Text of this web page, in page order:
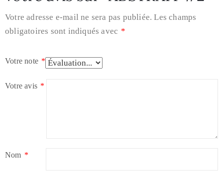
Votre adresse e-mail ne sera pas publiée. Les champs
obligatoires sont indiqués avec *
Votre note *
Votre avis *
Nom *